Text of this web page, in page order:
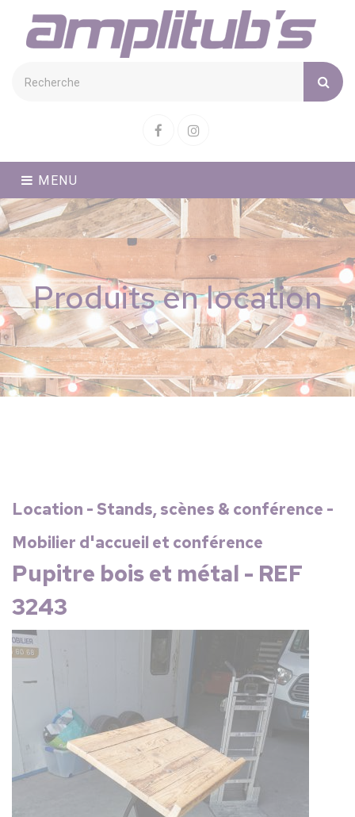
FacebookInstagram
MENU
Produits en location
Location - Stands, scènes & conférence -
Mobilier d'accueil et conférence
Pupitre bois et métal - REF
3243
Cookies management panel